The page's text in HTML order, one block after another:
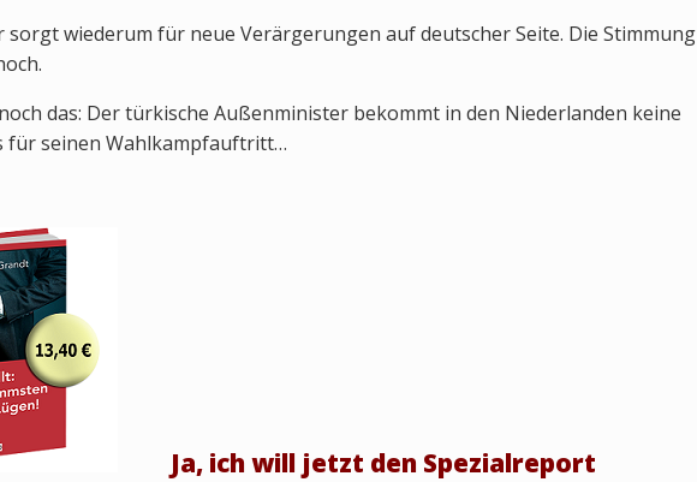
sorgt wiederum für neue Verärgerungen auf deutscher Seite. Die Stimmung
das: Der türkische Außenminister bekommt in den Niederlanden keine
für seinen Wahlkampfauftritt…
Ja, ich will jetzt den Spezialreport